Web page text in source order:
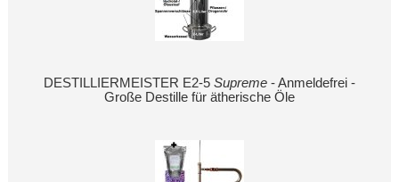
DESTILLIERMEISTER E2-5 Supreme- Anmeldefrei -
Große Destille für ätherische Öle